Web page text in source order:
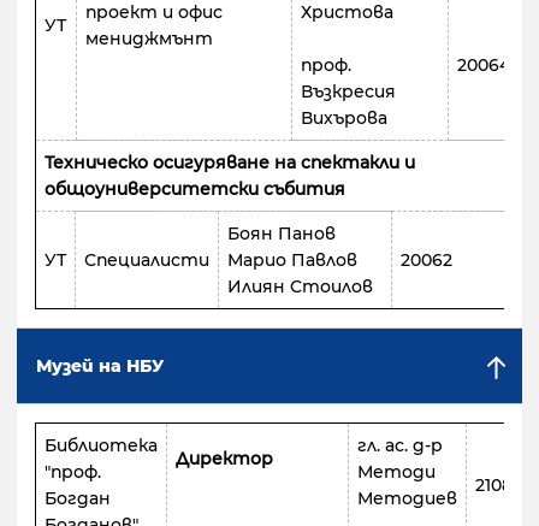
УТ
проект и офис
мениджмънт
Христова
проф.
Възкресия
Вихърова
20064
Техническо осигуряване на спектакли и
общоуниверситетски събития
УТ Специалисти
Боян Панов
Марио Павлов
Илиян Стоилов
20062
Музей на НБУ
Библиотека
"проф.
Богдан
Директор
гл. ас. д-р
Методи
Методиев
21081